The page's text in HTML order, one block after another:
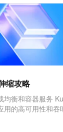
缩攻略
均衡和容器服务
用的高可用性和吞
Pod Autoscaler